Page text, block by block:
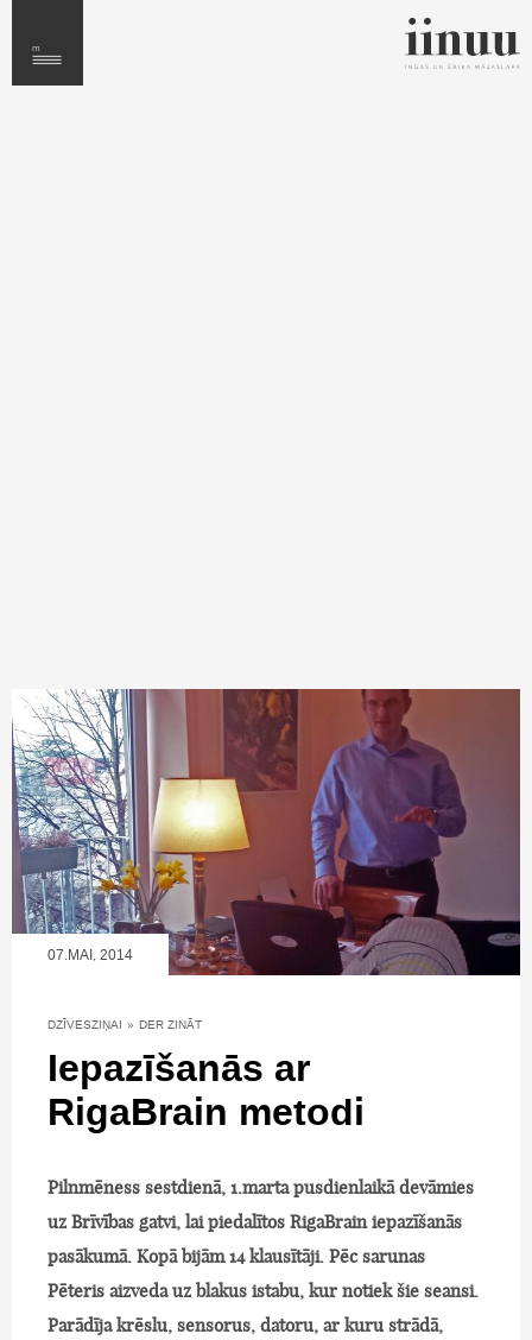
07.MAI, 2014
DZĪVESZIŅAI » DER ZINĀT
Iepazīšanās ar
RigaBrain metodi
Pilnmēness sestdienā, 1.marta pusdienlaikā devāmies
uz Brīvības gatvi, lai piedalītos RigaBrain iepazīšanās
pasākumā. Kopā bijām 14 klausītāji. Pēc sarunas
Pēteris aizveda uz blakus istabu, kur notiek šie seansi.
Parādīja krēslu, sensorus, datoru, ar kuru strādā,